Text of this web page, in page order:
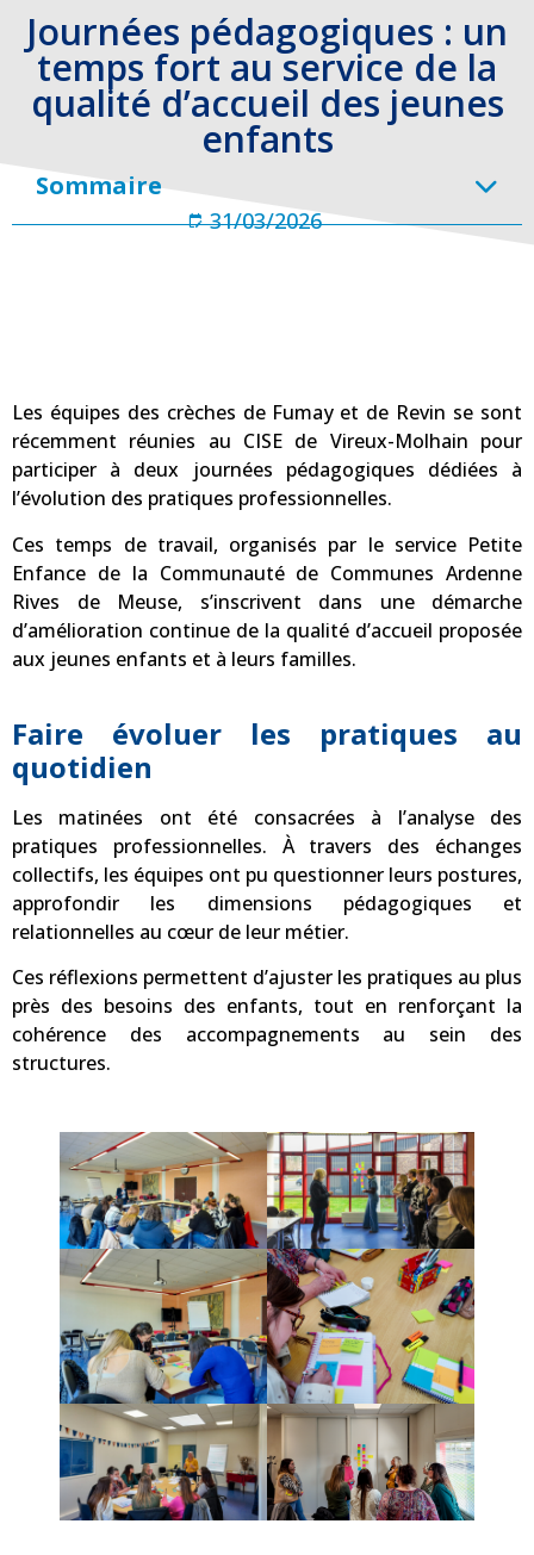
Journées pédagogiques : un
temps fort au service de la
qualité d’accueil des jeunes
enfants
31/03/2026
Sommaire
Les équipes des crèches de Fumay et de Revin se sont
récemment réunies au CISE de Vireux-Molhain pour
participer à deux journées pédagogiques dédiées à
l’évolution des pratiques professionnelles.
Ces temps de travail, organisés par le service Petite
Enfance de la Communauté de Communes Ardenne
Rives de Meuse, s’inscrivent dans une démarche
d’amélioration continue de la qualité d’accueil proposée
aux jeunes enfants et à leurs familles.
Faire évoluer les pratiques au
quotidien
Les matinées ont été consacrées à l’analyse des
pratiques professionnelles. À travers des échanges
collectifs, les équipes ont pu questionner leurs postures,
approfondir les dimensions pédagogiques et
relationnelles au cœur de leur métier.
Ces réflexions permettent d’ajuster les pratiques au plus
près des besoins des enfants, tout en renforçant la
cohérence des accompagnements au sein des
structures.